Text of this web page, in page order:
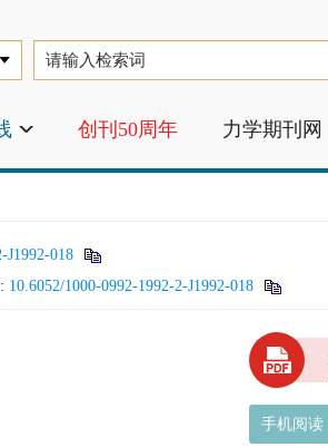
创刊50周年 力学期刊网
J1992-018
10.6052/1000-0992-1992-2-J1992-018
手机阅读